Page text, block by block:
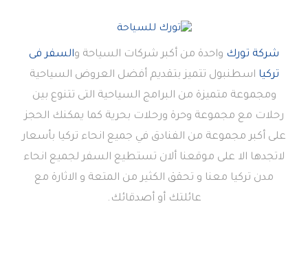
شركة تورك واحدة من أكبر شركات السياحة والسفر فى
تركيا اسطنبول تتميز بتقديم أفضل العروض السياحية
ومجموعة متميزة من البرامج السياحية التى تتنوع بين
رحلات مع مجموعة وحرة ورحلات بحرية كما يمكنك الحجز
على أكبر مجموعة من الفنادق في جميع انحاء تركيا بأسعار
لاتجدها الا على موقعنا ألان تستطيع السفر لجميع انحاء
مدن تركيا معنا و تحقق الكثير من المتعة و الاثارة مع
عائلتك أو أصدقائك.